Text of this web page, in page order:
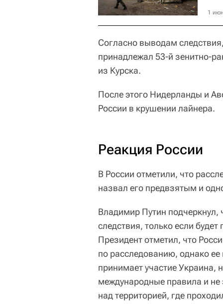
1
Согласно выводам
принадлежал 53-й зенитно-
из Курска.
После этого Нидерланды и
России в крушении лайнера.
Реакция России
В России отметили, что
назвал его предвзятым и
Владимир Путин подчеркнул,
следствия, только если
Президент отметил, что
по расследованию, однако ее
принимает участие Украина,
международные правила и
над территорией, где